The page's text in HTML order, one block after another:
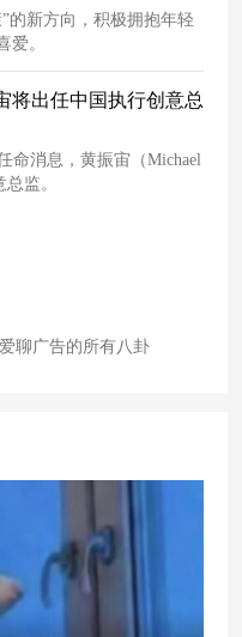
的新方向，积极拥抱年轻
爱。
将出任中国执行创意总
命消息，黄振宙（Michael
监。
聊广告的所有八卦